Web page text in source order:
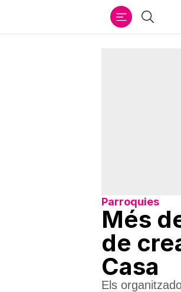
Cercar
Parroquies
Més
de
Casa
Els